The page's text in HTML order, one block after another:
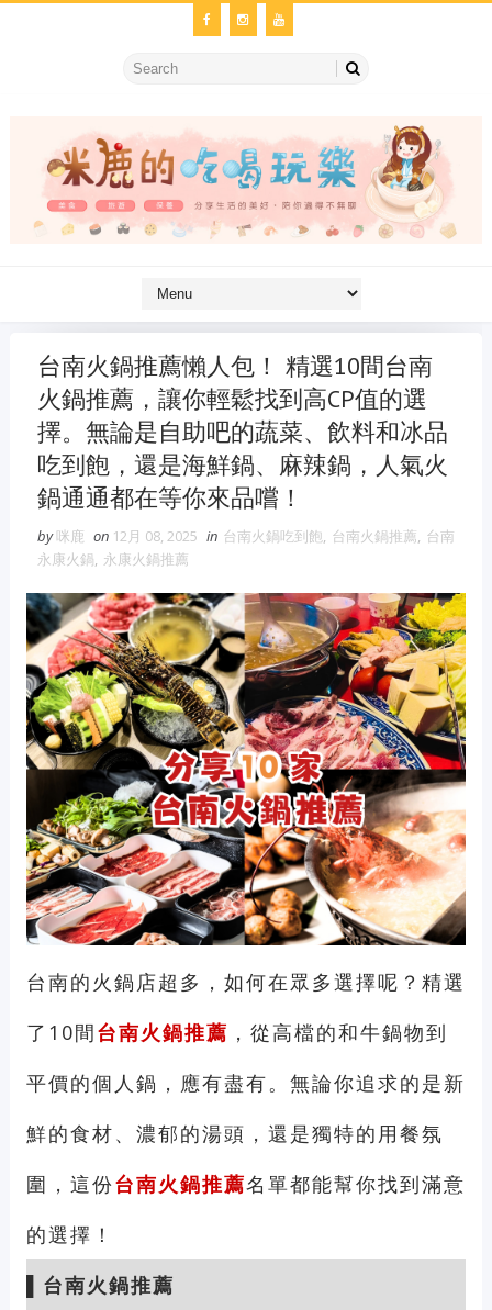
台南火鍋推薦懶人包！ 精選10間台南
火鍋推薦，讓你輕鬆找到高CP值的選
擇。無論是自助吧的蔬菜、飲料和冰品
吃到飽，還是海鮮鍋、麻辣鍋，人氣火
鍋通通都在等你來品嚐！
by咪鹿 on 12月 08, 2025 in 台南火鍋吃到飽, 台南火鍋推薦, 台南
永康火鍋, 永康火鍋推薦
台南的火鍋店超多，如何在眾多選擇呢？精選
了10間台南火鍋推薦 ，從高檔的和牛鍋物到
平價的個人鍋，應有盡有。無論你追求的是新
鮮的食材、濃郁的湯頭，還是獨特的用餐氛
圍，這份台南火鍋推薦名單都能幫你找到滿意
的選擇！
台南火鍋推薦
冷氣維修 維修冷氣 冷氣維修 官網 大金冷氣維修
維修冷氣
氣維修
眼鏡蛇粉
眼鏡蛇粉膠囊
蛇粉推薦
蛇粉哪裡買
純蛇粉
工程 一家倫